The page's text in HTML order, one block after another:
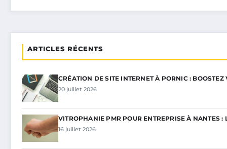
ARTICLES RÉCENTS
CRÉATION DE SITE INTERNET À PORNIC : BOOSTEZ
20 juillet 2026
VITROPHANIE PMR POUR ENTREPRISE À NANTES :
16 juillet 2026